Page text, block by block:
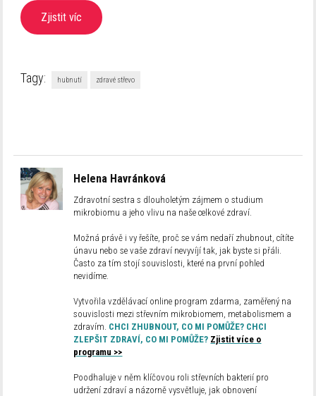
Zjistit víc
Tagy: hubnutí zdravé střevo
Helena Havránková
Zdravotní sestra s dlouholetým zájmem o studium
mikrobiomu a jeho vlivu na naše celkové zdraví.
Možná právě i vy řešíte, proč se vám nedaří zhubnout, cítíte
únavu nebo se vaše zdraví nevyvíjí tak, jak byste si přáli.
Často za tím stojí souvislosti, které na první pohled
nevidíme.
Vytvořila vzdělávací online program zdarma, zaměřený na
souvislosti mezi střevním mikrobiomem, metabolismem a
zdravím. CHCI ZHUBNOUT, CO MI POMŮŽE? CHCI
ZLEPŠIT ZDRAVÍ, CO MI POMŮŽE? Zjistit více o
programu >>
Poodhaluje v něm klíčovou roli střevních bakterií pro
udržení zdraví a názorně vysvětluje, jak obnovení